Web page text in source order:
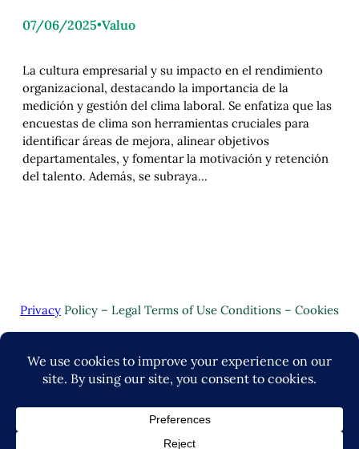
07/06/2025•Valuo
La cultura empresarial y su impacto en el rendimiento
organizacional, destacando la importancia de la
medición y gestión del clima laboral. Se enfatiza que las
encuestas de clima son herramientas cruciales para
identificar áreas de mejora, alinear objetivos
departamentales, y fomentar la motivación y retención
del talento. Además, se subraya…
Privacy Policy – Legal Terms of Use Conditions – Cookies